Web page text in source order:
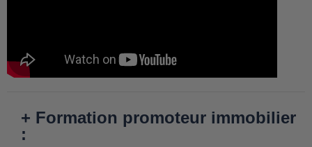
+ Formation promoteur immobilier
: